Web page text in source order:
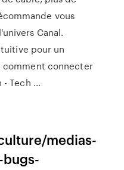
vous
Canal.
pour un
comment connecter
Tech ...
medias-